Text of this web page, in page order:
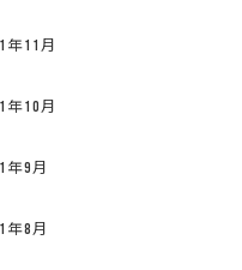
年11月
年10月
年9月
年8月